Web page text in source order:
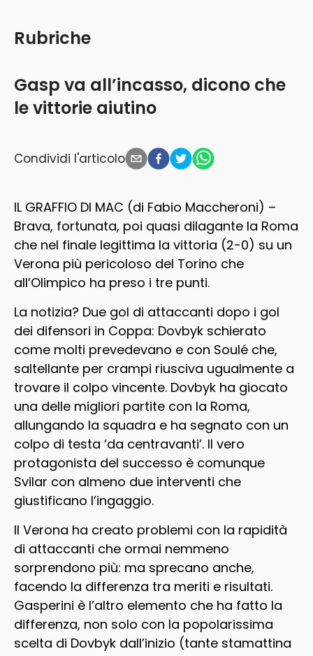
Gasp va all’incasso, dicono che
le vittorie aiutino
Rubriche
Condividi l'articolo
IL GRAFFIO DI MAC (di Fabio Maccheroni) –
Brava, fortunata, poi quasi dilagante la Roma
che nel finale legittima la vittoria (2-0) su un
Verona più pericoloso del Torino che
all’Olimpico ha preso i tre punti.
La notizia? Due gol di attaccanti dopo i gol
dei difensori in Coppa: Dovbyk schierato
come molti prevedevano e con Soulé che,
saltellante per crampi riusciva ugualmente a
trovare il colpo vincente. Dovbyk ha giocato
una delle migliori partite con la Roma,
allungando la squadra e ha segnato con un
colpo di testa ‘da centravanti’. Il vero
protagonista del successo è comunque
Svilar con almeno due interventi che
giustificano l’ingaggio.
Il Verona ha creato problemi con la rapidità
di attaccanti che ormai nemmeno
sorprendono più: ma sprecano anche,
facendo la differenza tra meriti e risultati.
Gasperini è l’altro elemento che ha fatto la
differenza, non solo con la popolarissima
scelta di Dovbyk dall’inizio (tante stamattina